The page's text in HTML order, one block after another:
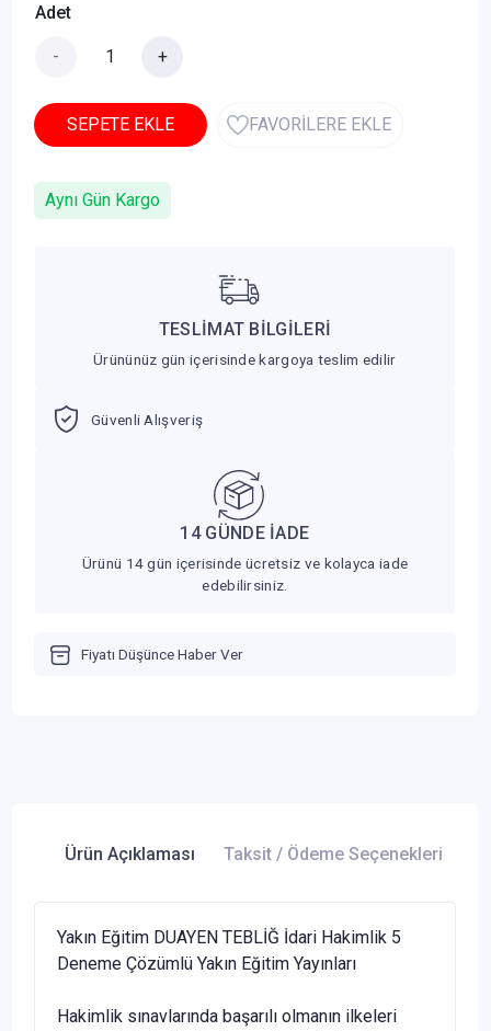
Adet
- +
SEPETE EKLE FAVORİLERE EKLE
Aynı Gün Kargo
TESLİMAT BİLGİLERİ
Ürününüz gün içerisinde kargoya teslim edilir
Güvenli Alışveriş
14 GÜNDE İADE
Ürünü 14 gün içerisinde ücretsiz ve kolayca iade
edebilirsiniz.
Fiyatı Düşünce Haber Ver
Ürün Açıklaması Taksit / Ödeme Seçenekleri
Yakın Eğitim DUAYEN TEBLİĞ İdari Hakimlik 5
Deneme Çözümlü Yakın Eğitim Yayınları
Hakimlik sınavlarında başarılı olmanın ilkeleri